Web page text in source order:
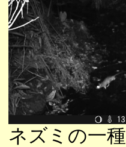
ネズミの一種